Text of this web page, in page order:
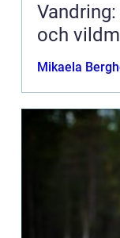
och
Mikaela